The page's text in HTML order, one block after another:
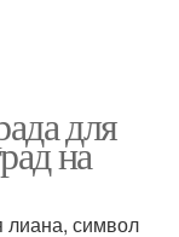
для
на
лиана, символ